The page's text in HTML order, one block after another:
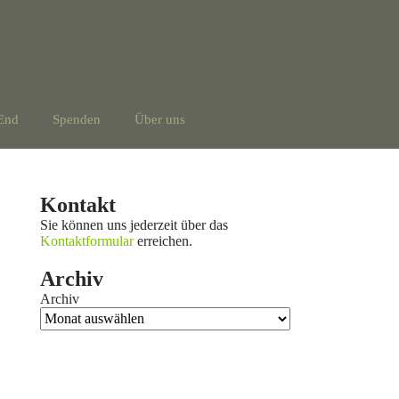
Spenden Über uns
Kontakt
Sie können uns jederzeit über das
Kontaktformularerreichen.
Archiv
Archiv